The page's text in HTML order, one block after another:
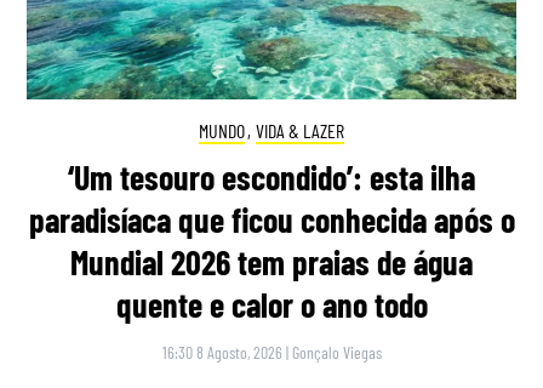
MUNDO, VIDA & LAZER
‘Um tesouro escondido’: esta ilha
paradisíaca que ficou conhecida após o
Mundial 2026 tem praias de água
quente e calor o ano todo
16:30 8 Agosto, 2026 | Gonçalo Viegas